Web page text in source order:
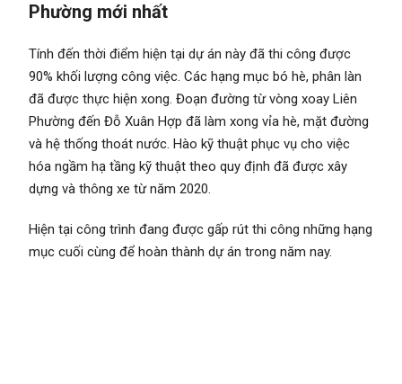
Phường mới nhất
Tính đến thời điểm hiện tại dự án này đã thi công được
90% khối lượng công việc. Các hạng mục bó hè, phân làn
đã được thực hiện xong. Đoạn đường từ vòng xoay Liên
Phường đến Đỗ Xuân Hợp đã làm xong vỉa hè, mặt đường
và hệ thống thoát nước. Hào kỹ thuật phục vụ cho việc
hóa ngầm hạ tầng kỹ thuật theo quy định đã được xây
dựng và thông xe từ năm 2020.
Hiện tại công trình đang được gấp rút thi công những hạng
mục cuối cùng để hoàn thành dự án trong năm nay.